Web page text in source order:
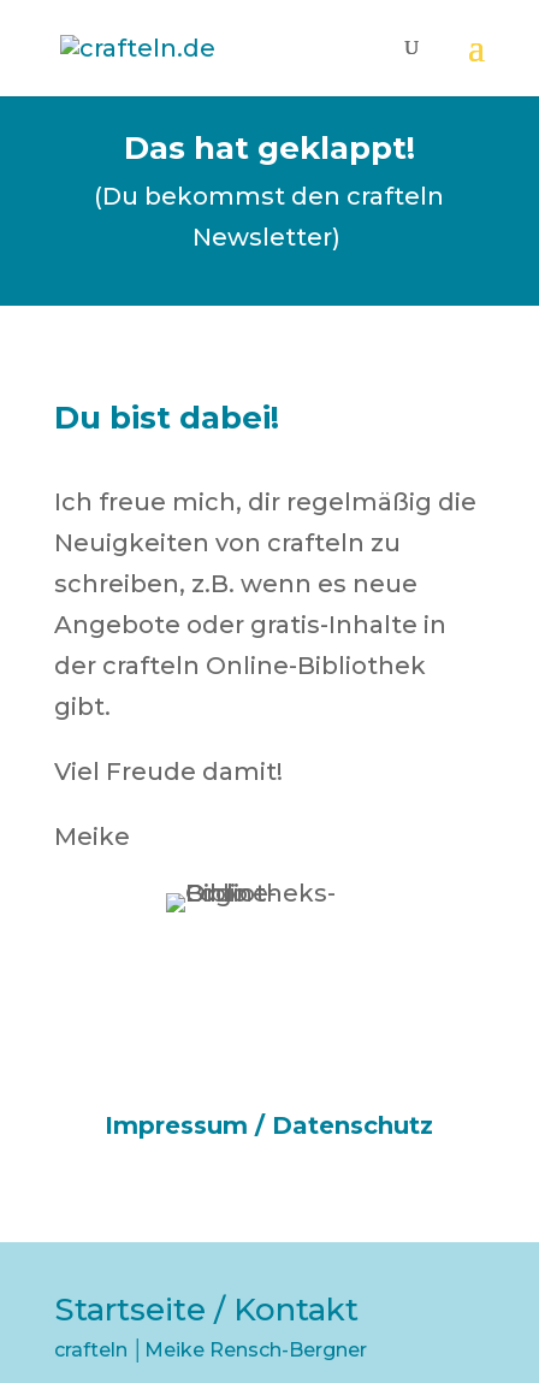
Das hat geklappt!
(Du bekommst den crafteln
Newsletter)
Du bist dabei!
Ich freue mich, dir regelmäßig die
Neuigkeiten von crafteln zu
schreiben, z.B. wenn es neue
Angebote oder gratis-Inhalte in
der crafteln Online-Bibliothek
gibt.
Viel Freude damit!
Meike
Impressum / Datenschutz
Startseite / Kontakt
crafteln │Meike Rensch-Bergner